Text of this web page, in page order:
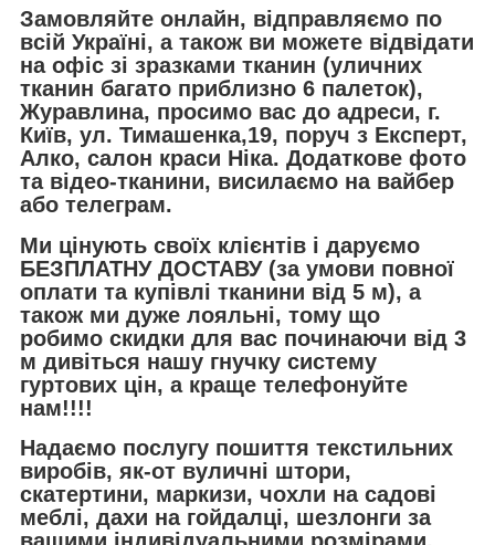
Замовляйте онлайн, відправляємо по
всій Україні, а також ви можете відвідати
на офіс зі зразками тканин (уличних
тканин багато приблизно 6 палеток),
Журавлина, просимо вас до адреси, г.
Київ, ул. Тимашенка,19, поруч з Експерт,
Алко, салон краси Ніка. Додаткове фото
та відео-тканини, висилаємо на вайбер
або телеграм.
Ми цінують своїх клієнтів і даруємо
БЕЗПЛАТНУ ДОСТАВУ (за умови повної
оплати та купівлі тканини від 5 м), а
також ми дуже лояльні, тому що
робимо скидки для вас починаючи від 3
м дивіться нашу гнучку систему
гуртових цін, а краще телефонуйте
нам!!!!
Надаємо послугу пошиття текстильних
виробів, як-от вуличні штори,
скатертини, маркизи, чохли на садові
меблі, дахи на гойдалці, шезлонги за